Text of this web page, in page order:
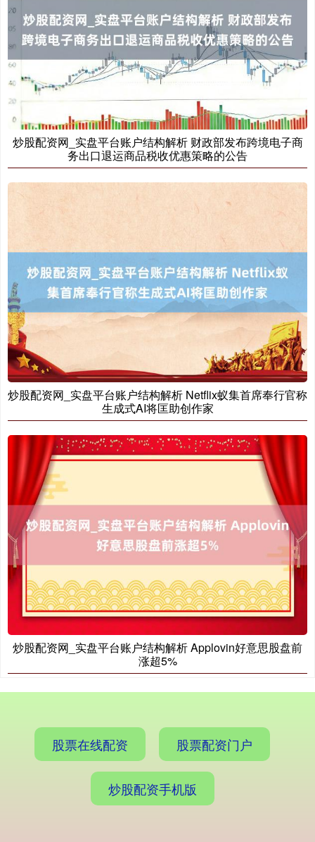
北证50 1134.24 +11.37 +1.01%
创业板指 3563.12 +47.56 +1.35%
基金指数 7242.10 +12.30 +0.17%
国债指数 +0.04%
期指IC0 7877.80 +164.40 +2.13%
炒股配资网_实盘平台账户结构解析 财政部发布跨境电子商
务出口退运商品税收优惠策略的公告
炒股配资网_实盘平台账户结构解析 Netflix蚁集首席奉行官称
生成式AI将匡助创作家
炒股配资网_实盘平台账户结构解析 Applovin好意思股盘前
涨超5%
股票在线配资 股票配资门户
炒股配资手机版